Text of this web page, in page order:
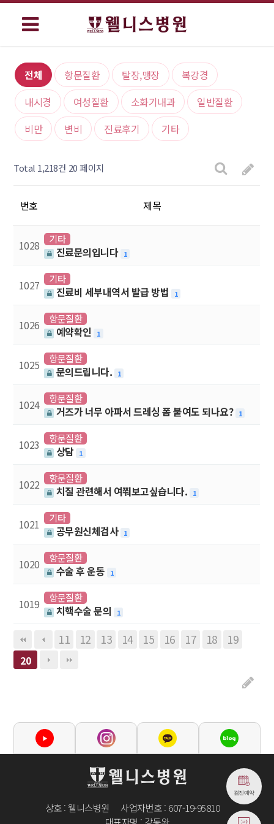
전체 항문질환 탈장,맹장
복강경
내시경
여성질환 소화기내과
일반질환
비만
변비 진료후기 기타
Total 1,218건 20 페이지
번호 제목
1028 기타
진료문의입니다 1
1027 기타
진료비 세부내역서 발급 방법 1
1026 항문질환
예약확인 1
1025 항문질환
문의드립니다. 1
1024 항문질환
거즈가 너무 아파서 드레싱 폼 붙여도 되나요? 1
1023 항문질환
상담 1
1022 항문질환
치질 관련해서 여쭤보고싶습니다. 1
1021 기타
공무원신체검사 1
1020 항문질환
수술 후 운동 1
1019 항문질환
치핵수술 문의 1
11 12 13 14 15 16 17 18 19
20
검진예약
상호 : 웰니스병원
사업자번호 : 607-19-95810
대표자명 : 강동완